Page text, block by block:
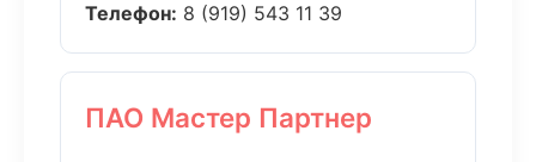
Телефон: 8 (919) 543 11 39
ПАО Мастер Партнер